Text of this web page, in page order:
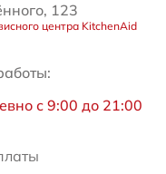
123
центра KitchenAid
с 9:00 до 21:00